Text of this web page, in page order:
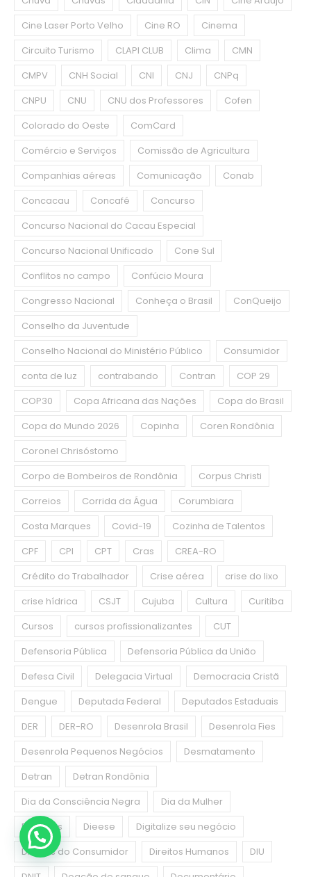
Cine Laser Porto Velho
Cine RO
Cinema
Circuito Turismo
CLAPI CLUB Clima
CMN
CMPV
CNH Social CNI CNJ
CNPq
CNPU
CNU CNU dos Professores
Cofen
Colorado do Oeste
ComCard
Comércio e Serviços
Comissão de Agricultura
Companhias aéreas
Comunicação
Conab
Concacau
Concafé
Concurso
Concurso Nacional do Cacau Especial
Concurso Nacional Unificado
Cone Sul
Conflitos no campo
Confúcio Moura
Congresso Nacional
Conheça o Brasil
ConQueijo
Conselho da Juventude
Conselho Nacional do Ministério Público
Consumidor
conta de luz
contrabando Contran
COP 29
COP30
Copa Africana das Nações
Copa do Brasil
Copa do Mundo 2026
Copinha
Coren Rondônia
Coronel Chrisóstomo
Corpo de Bombeiros de Rondônia
Corpus Christi
Correios
Corrida da Água
Corumbiara
Costa Marques
Covid-19
Cozinha de Talentos
CPF
CPI CPT Cras
CREA-RO
Crédito do Trabalhador
Crise aérea
crise do lixo
crise hídrica
CSJT Cujuba Cultura
Curitiba
Cursos
cursos profissionalizantes
CUT
Defensoria Pública
Defensoria Pública da União
Defesa Civil
Delegacia Virtual
Democracia Cristã
Dengue
Deputada Federal
Deputados Estaduais
DER
DER-RO Desenrola Brasil
Desenrola Fies
Desenrola Pequenos Negócios
Desmatamento
Detran
Detran Rondônia
Dia da Consciência Negra
Dia da Mulher
Diabetes
Dieese
Digitalize seu negócio
Direitos do Consumidor
Direitos Humanos
DIU